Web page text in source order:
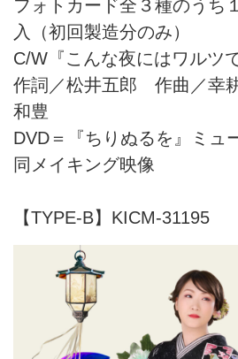
フォトカード全３種のうち
入（初回製造分のみ）
C/W『こんな夜にはワルツで
作詞／松井五郎 作曲／幸
和豊
DVD＝『ちりぬるを』ミュ
同メイキング映像
【TYPE-B】KICM-31195